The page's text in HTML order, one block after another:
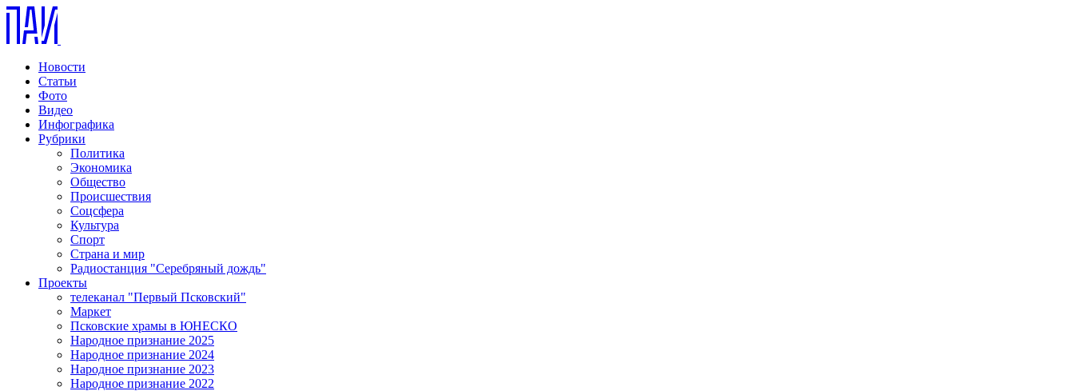
Новости
Статьи
Фото
Видео
Инфографика
Рубрики
Политика
Экономика
Общество
Происшествия
Соцсфера
Культура
Спорт
Страна и мир
Радиостанция "Серебряный дождь"
Проекты
телеканал "Первый Псковский"
Маркет
Псковские храмы в ЮНЕСКО
Народное признание 2025
Народное признание 2024
Народное признание 2023
Народное признание 2022